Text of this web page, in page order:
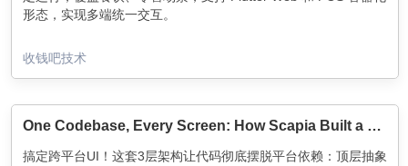
形态，实现多端统一交互。
收钱吧技术
One Codebase, Every Screen: How Scapia Built a Multi-Platform Flutter App
搞定跨平台UI！这套3层架构让代码彻底摆脱平台依赖：顶层抽象